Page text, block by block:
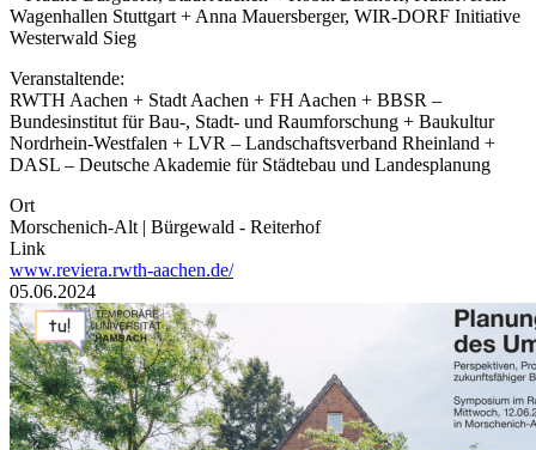
Wagenhallen Stuttgart + Anna Mauersberger, WIR-DORF Initiative
Westerwald Sieg
Veranstaltende:
RWTH Aachen + Stadt Aachen + FH Aachen + BBSR –
Bundesinstitut für Bau-, Stadt- und Raumforschung + Baukultur
Nordrhein-Westfalen + LVR – Landschaftsverband Rheinland +
DASL – Deutsche Akademie für Städtebau und Landesplanung
Ort
Morschenich-Alt | Bürgewald - Reiterhof
Link
www.reviera.rwth-aachen.de/
Datum
05.06.2024